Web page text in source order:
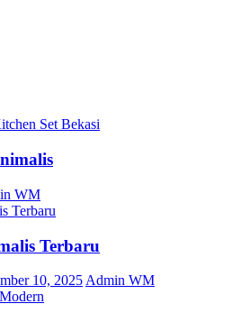
WM
Terbaru
10, 2025 Admin WM